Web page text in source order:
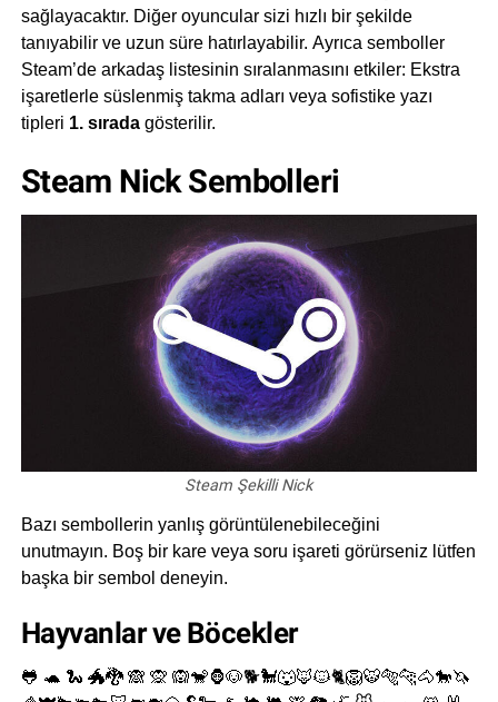
sağlayacaktır. Diğer oyuncular sizi hızlı bir şekilde
tanıyabilir ve uzun süre hatırlayabilir. Ayrıca semboller
Steam’de arkadaş listesinin sıralanmasını etkiler: Ekstra
işaretlerle süslenmiş takma adları veya sofistike yazı
tipleri 1. sıradagösterilir.
Steam Nick Sembolleri
Steam Şekilli Nick
Bazı sembollerin yanlış görüntülenebileceğini
unutmayın. Boş bir kare veya soru işareti görürseniz lütfen
başka bir sembol deneyin.
Hayvanlar ve Böcekler
🐸 🐢 🐍 🐲🐉 🙈 🙊 🙉🐒🦍🐶🐕🐩🐺🦊🐱🐈🦁🐯🐅🐆🐴🐎🦄